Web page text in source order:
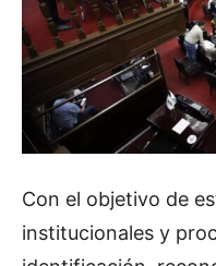
Con el objetivo de
institucionales y